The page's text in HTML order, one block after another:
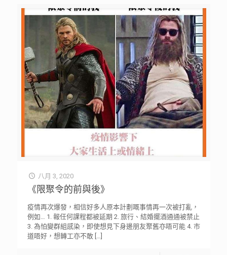
八月 3, 2020
《限聚令的前與後》
疫情再次爆發，相信好多人原本計劃嘅事情再一次被打亂，
例如… 1. 報任何課程都被延期 2. 旅行、結婚擺酒通通被禁止
3. 為怕變群組感染，即使想見下身邊朋友聚舊亦唔可能 4. 市
道唔好，想轉工亦不敢[…]